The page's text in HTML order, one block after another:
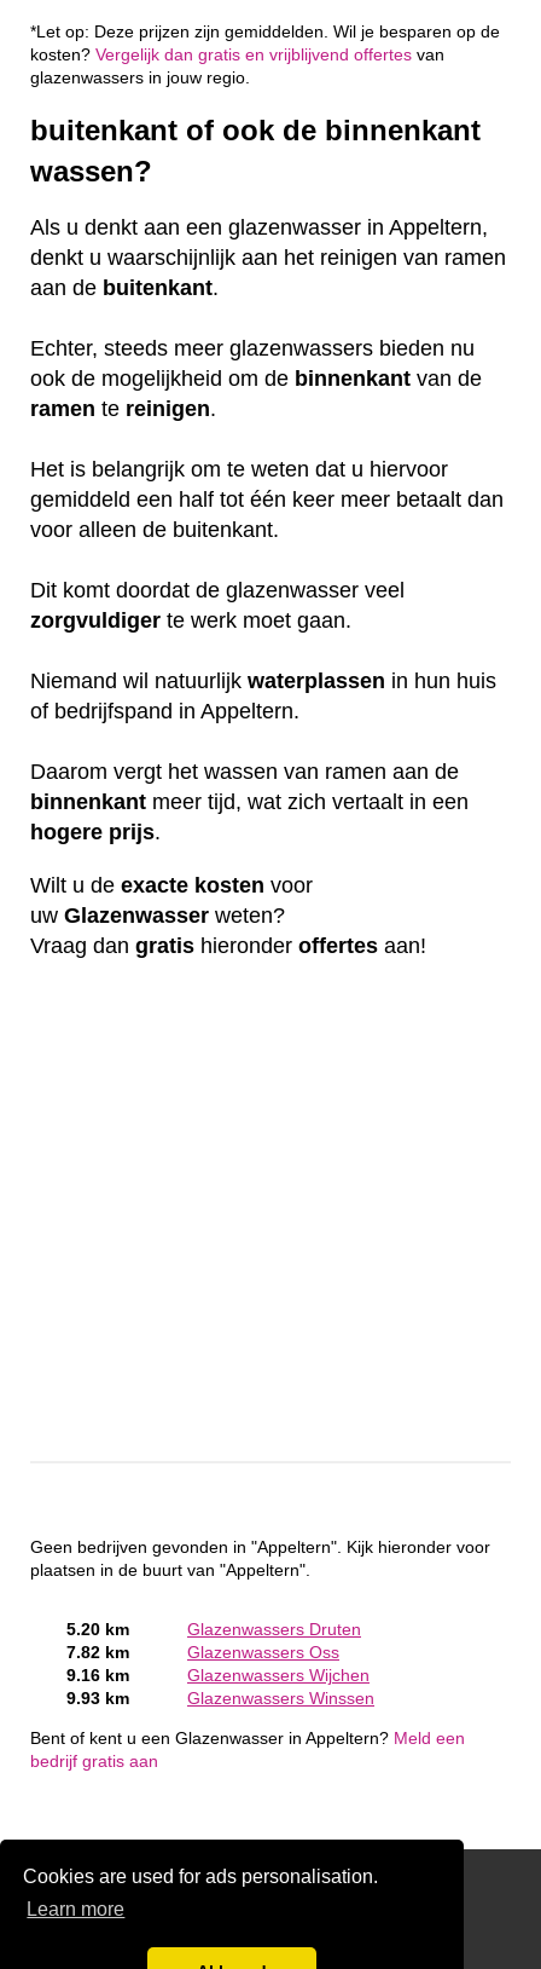
Cookies are used for ads personalisation.
Learn more
*Let op: Deze prijzen zijn gemiddelden. Wil je besparen op de
kosten? Vergelijk dan gratis en vrijblijvend offertes van
glazenwassers in jouw regio.
buitenkant of ook de binnenkant
wassen?
Als u denkt aan een glazenwasser in Appeltern,
denkt u waarschijnlijk aan het reinigen van ramen
aan de buitenkant.
Echter, steeds meer glazenwassers bieden nu
ook de mogelijkheid om de binnenkant van de
ramen te reinigen.
Het is belangrijk om te weten dat u hiervoor
gemiddeld een half tot één keer meer betaalt dan
voor alleen de buitenkant.
Dit komt doordat de glazenwasser veel
zorgvuldiger te werk moet gaan.
Niemand wil natuurlijk waterplassen in hun huis
of bedrijfspand in Appeltern.
Daarom vergt het wassen van ramen aan de
binnenkant meer tijd, wat zich vertaalt in een
hogere prijs.
Wilt u de exacte kosten voor
uw Glazenwasser weten?
Vraag dan gratis hieronder offertes aan!
Geen bedrijven gevonden in "Appeltern". Kijk hieronder voor
plaatsen in de buurt van "Appeltern".
5.20 km
Glazenwassers Druten
7.82 km
Glazenwassers Oss
9.16 km
Glazenwassers Wijchen
9.93 km
Glazenwassers Winssen
Bent of kent u een Glazenwasser in Appeltern? Meld een
bedrijf gratis aan
SchildersRegister.nl
Gratis Glazenwasser Offertes Vergelijken